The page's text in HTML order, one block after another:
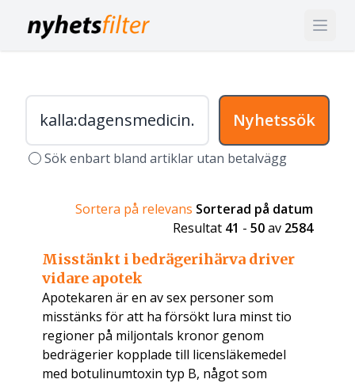
Nyhetssök
Sök enbart bland artiklar utan betalvägg
Sortera på relevans Sorterad på datum
Resultat 41 - 50av 2584
Misstänkt i bedrägerihärva driver
vidare apotek
Apotekaren är en av sex personer som
misstänks för att ha försökt lura minst tio
regioner på miljontals kronor genom
bedrägerier kopplade till licensläkemedel
med botulinumtoxin typ B, något som